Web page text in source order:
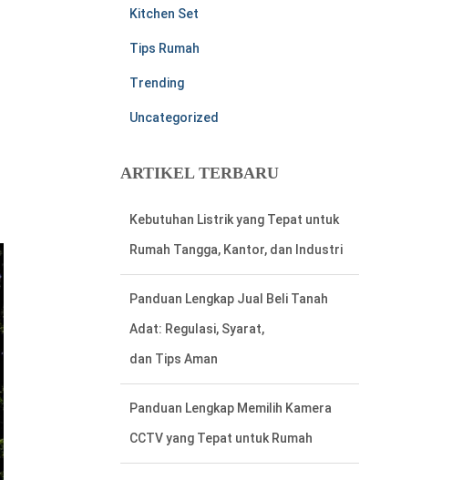
Kitchen Set
Tips Rumah
Trending
Uncategorized
ARTIKEL TERBARU
Panduan Lengkap Jual Beli Tanah
Adat: Regulasi, Syarat,
dan Tips Aman
Panduan Lengkap Memilih Kamera
CCTV yang Tepat untuk Rumah
Cara Mudah Menemukan Nomor
Rekening Listrik di Meteran Listrik
Lama